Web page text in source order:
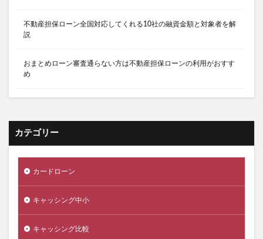
不動産担保ローン全国対応してくれる10社の融資金額と対象者を解
説
おまとめローン審査通らない方は不動産担保ローンの利用がおすす
め
カテゴリー
カードローン
キャッシング中小
キャッシング比較